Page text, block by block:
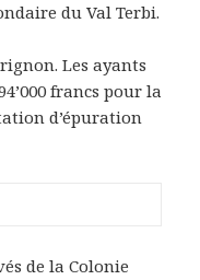
du Val Terbi.
Les ayants
francs pour la
d’épuration
de la Colonie